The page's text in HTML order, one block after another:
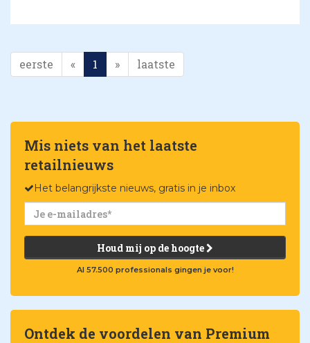
eerste « 1 » laatste
Mis niets van het laatste
retailnieuws
Het belangrijkste nieuws, gratis in je inbox
Houd mij op de hoogte
Al 57.500 professionals gingen je voor!
Ontdek de voordelen van Premium